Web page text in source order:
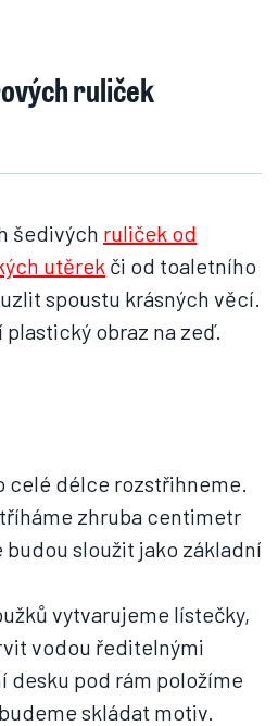
ruliček
šedivých ruliček od
utěrek či od toaletního
spoustu krásných věcí.
obraz na zeď.
celé délce rozstřihneme.
zhruba centimetr
sloužit jako základní
vytvarujeme lístečky,
vodou ředitelnými
desku pod rám položíme
skládat motiv.